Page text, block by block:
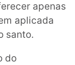
apenas
aplicada
santo.
do